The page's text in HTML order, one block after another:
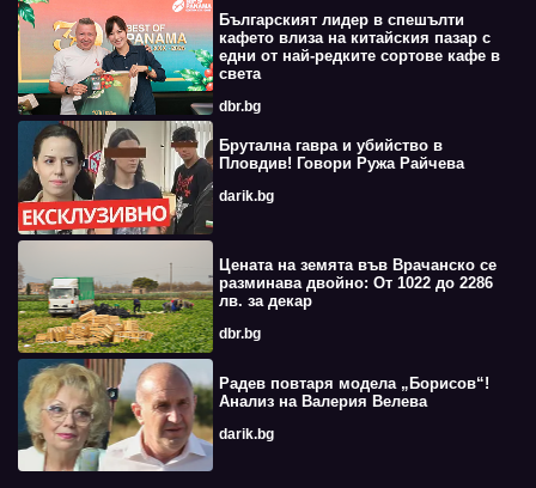
Българският лидер в спешълти
кафето влиза на китайския пазар с
едни от най-редките сортове кафе в
света
dbr.bg
Брутална гавра и убийство в
Пловдив! Говори Ружа Райчева
darik.bg
Цената на земята във Врачанско се
разминава двойно: От 1022 до 2286
лв. за декар
dbr.bg
Радев повтаря модела „Борисов“!
Анализ на Валерия Велева
darik.bg